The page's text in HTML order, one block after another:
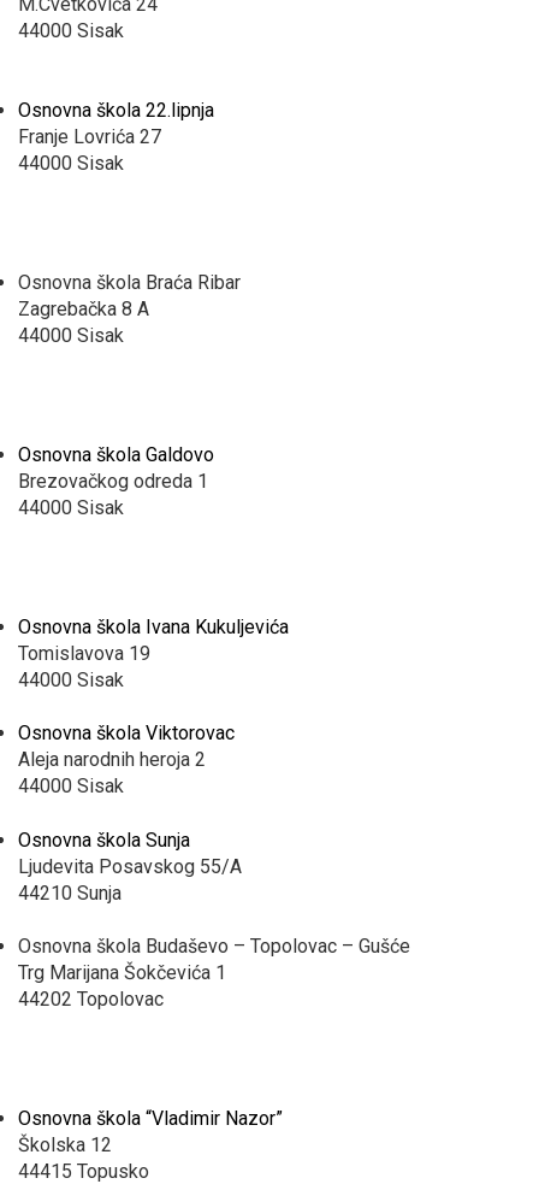
44000 Sisak
Osnovna škola 22.lipnja
Franje Lovrića 27
44000 Sisak
Osnovna škola Braća Ribar
Zagrebačka 8 A
44000 Sisak
Osnovna škola Galdovo
Brezovačkog odreda 1
44000 Sisak
Osnovna škola Ivana Kukuljevića
Tomislavova 19
44000 Sisak
Osnovna škola Viktorovac
Aleja narodnih heroja 2
44000 Sisak
Osnovna škola Sunja
Ljudevita Posavskog 55/A
44210 Sunja
Osnovna škola Budaševo – Topolovac – Gušće
Trg Marijana Šokčevića 1
44202 Topolovac
Osnovna škola “Vladimir Nazor”
Školska 12
44415 Topusko